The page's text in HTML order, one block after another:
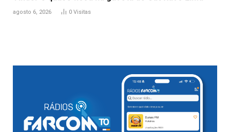
agosto 6, 2026 0 Visitas